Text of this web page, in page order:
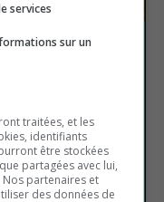
teste tes
grâce au
Prépare-toi
services
sur un
traitées, et les
identifiants
être stockées
partagées avec lui,
partenaires et
des données de